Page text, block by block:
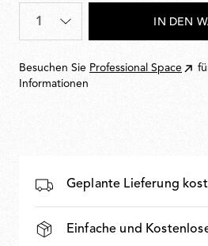
2.100,00
Menge
IN DEN
Besuchen Sie Professional Space
Informationen
Geplante Lieferung
Einfache und